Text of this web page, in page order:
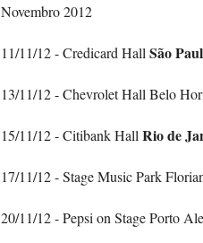
Novembro 2012
11/11/12 - Credicard Hall São
13/11/12 - Chevrolet Hall Belo
15/11/12 - Citibank Hall Rio de
17/11/12 - Stage Music Park
20/11/12 - Pepsi on Stage Porto